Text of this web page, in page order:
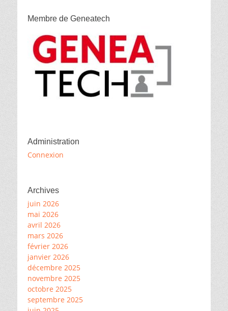
Membre de Geneatech
Administration
Connexion
Archives
juin 2026
mai 2026
avril 2026
mars 2026
février 2026
janvier 2026
décembre 2025
novembre 2025
octobre 2025
septembre 2025